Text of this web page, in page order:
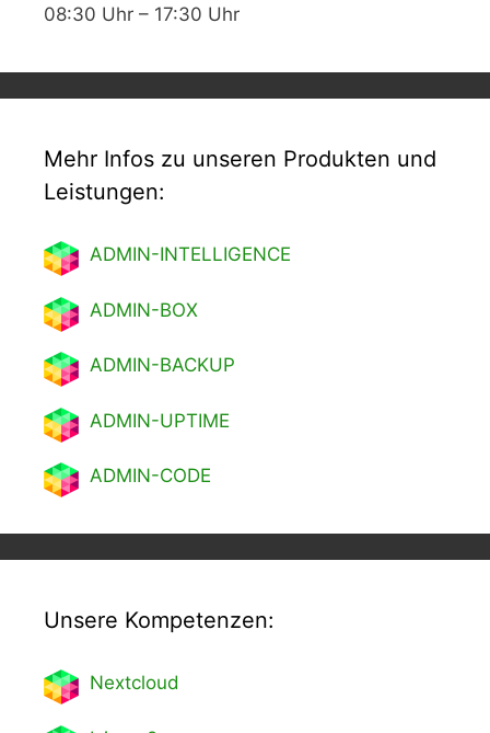
08:30 Uhr – 17:30 Uhr
Mehr Infos zu unseren Produkten und
Leistungen:
ADMIN-INTELLIGENCE
ADMIN-BOX
ADMIN-BACKUP
ADMIN-UPTIME
ADMIN-CODE
Unsere Kompetenzen:
Nextcloud